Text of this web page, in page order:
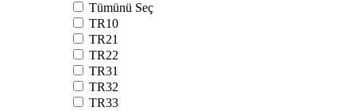
Tümünü Seç
TR10
TR21
TR22
TR31
TR32
TR33